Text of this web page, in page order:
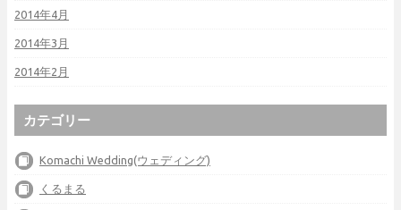
2014年4月
2014年3月
2014年2月
カテゴリー
Komachi Wedding(ウェディング)
くるまる